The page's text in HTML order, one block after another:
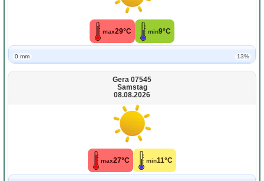
max29°C min9°C
0 mm 13%
Gera 07545
Samstag
08.08.2026
max27°C min11°C